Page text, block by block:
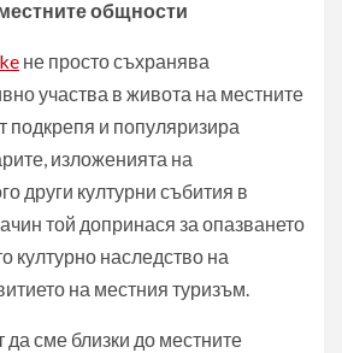
общности
не просто съхранява
участва в живота на местните
подкрепя и популяризира
изложенията на
други културни събития в
той допринася за опазването
културно наследство на
на местния туризъм.
да сме близки до местните